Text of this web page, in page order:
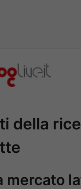
della
mercato